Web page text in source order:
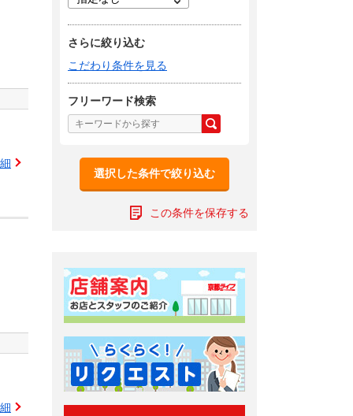
さらに絞り込む
こだわり条件を見る
フリーワード検索
選択した条件で絞り込む
この条件を保存する